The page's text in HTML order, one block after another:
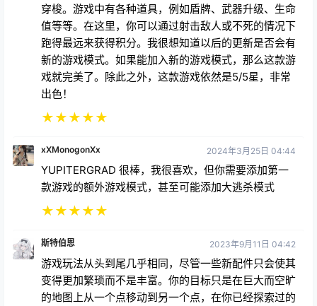
穿梭。游戏中有各种道具，例如盾牌、武器升级、生命
值等等。在这里，你可以通过射击敌人或不死的情况下
跑得最远来获得积分。我很想知道以后的更新是否会有
新的游戏模式。如果能加入新的游戏模式，那么这款游
戏就完美了。除此之外，这款游戏依然是5/5星，非常
出色！
★★★★★
xXMonogonXx 2024年3月25日 04:44
YUPITERGRAD 很棒，我很喜欢，但你需要添加第一
款游戏的额外游戏模式，甚至可能添加大逃杀模式
★★★★★
斯特伯恩 2023年9月11日 04:42
游戏玩法从头到尾几乎相同，尽管一些新配件只会使其
变得更加繁琐而不是丰富。你的目标只是在巨大而空旷
的地图上从一个点移动到另一个点，在你已经探索过的